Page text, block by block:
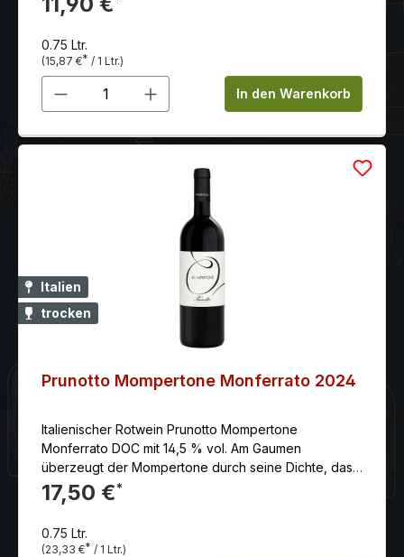
0.75 Ltr.
(15,87 €* / 1 Ltr.)
Produkt Anzahl: Gib denIn den Warenkorb
Italien
trocken
Prunotto Mompertone Monferrato 2024
Italienischer Rotwein Prunotto Mompertone
Monferrato DOC mit 14,5 % vol. Am Gaumen
überzeugt der Mompertone durch seine Dichte, das
sanfte Tannin, Eleganz und gute und geschmackvolle
Länge.
17,50 €*
0.75 Ltr.
(23,33 €* / 1 Ltr.)